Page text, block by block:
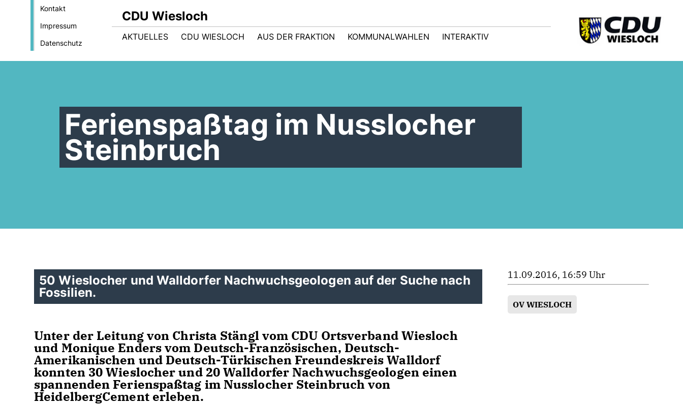
Kontakt
Impressum
Datenschutz
CDU Wiesloch
AKTUELLES CDU WIESLOCH AUS DER FRAKTION KOMMUNALWAHLEN INTERAKTIV
Ferienspaßtag im Nusslocher
Steinbruch
50 Wieslocher und Walldorfer Nachwuchsgeologen auf der Suche nach
Fossilien.
Unter der Leitung von Christa Stängl vom CDU Ortsverband Wiesloch
und Monique Enders vom Deutsch-Französischen, Deutsch-
Amerikanischen und Deutsch-Türkischen Freundeskreis Walldorf
konnten 30 Wieslocher und 20 Walldorfer Nachwuchsgeologen einen
spannenden Ferienspaßtag im Nusslocher Steinbruch von
HeidelbergCement erleben.
11.09.2016, 16:59 Uhr
OV WIESLOCH